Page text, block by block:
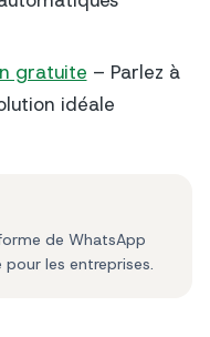
gratuite – Parlez à
idéale
de WhatsApp
les entreprises.